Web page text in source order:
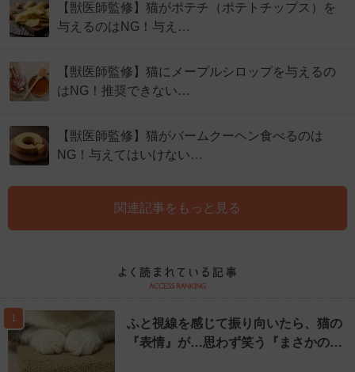
【獣医師監修】猫がポテチ（ポテトチップス）を
与えるのはNG！与え…
【獣医師監修】猫にメープルシロップを与えるの
はNG！推奨できない…
【獣医師監修】猫がバームクーヘン食べるのは
NG！与えてはいけない…
関連記事をもっと見る
1
ふと視線を感じて振り向いたら、猫の
『表情』が…思わず笑う『まさかの…